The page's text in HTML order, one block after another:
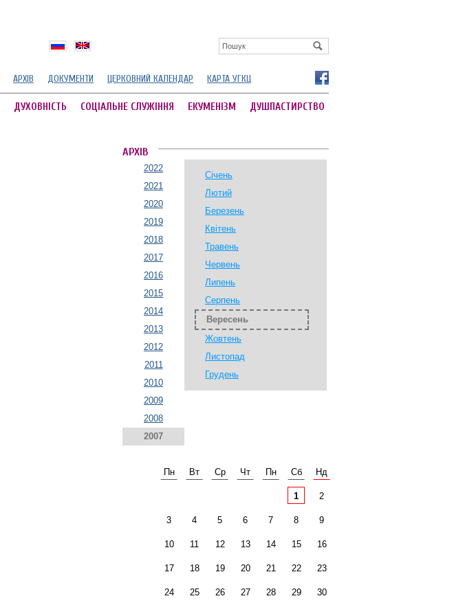
АРХІВ ДОКУМЕНТИ ЦЕРКОВНИЙ КАЛЕНДАР КАРТА УГКЦ
ДУХОВНІСТЬ СОЦІАЛЬНЕ СЛУЖІННЯ ЕКУМЕНІЗМ ДУШПАСТИРСТВО
АРХІВ
2022
2021
2020
2019
2018
2017
2016
2015
2014
2013
2012
2011
2010
2009
2008
2007
Січень
Лютий
Березень
Квітень
Травень
Червень
Липень
Серпень
Вересень
Жовтень
Листопад
Грудень
Пн Вт Ср Чт Пн Сб Нд
1 2
3 4 5 6 7 8 9
10 11 12 13 14 15 16
17 18 19 20 21 22 23
24 25 26 27 28 29 30